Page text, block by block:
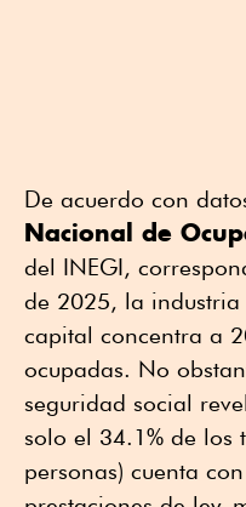
De acuerdo con
Nacional de
del INEGI,
de 2025, la
capital concentra a
ocupadas. No
seguridad social
solo el 34.1% de los
personas) cuenta